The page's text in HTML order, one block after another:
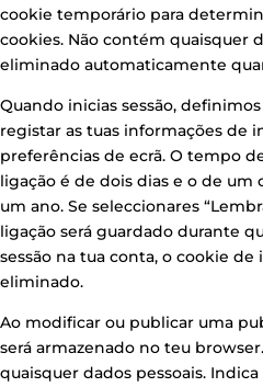
cookie temporário para
cookies. Não contém quaisquer
eliminado automaticamente
Quando inicias sessão,
registar as tuas informações de
preferências de ecrã. O tempo
ligação é de dois dias e o de um
um ano. Se seleccionares
ligação será guardado durante
sessão na tua conta, o cookie de
eliminado.
Ao modificar ou publicar uma
será armazenado no teu
quaisquer dados pessoais.